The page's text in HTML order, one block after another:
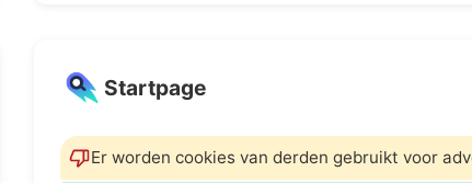
Startpage
Er worden cookies van derden gebruikt voor